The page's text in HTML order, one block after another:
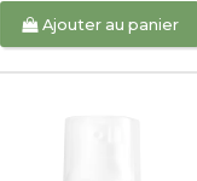
Ajouter au panier